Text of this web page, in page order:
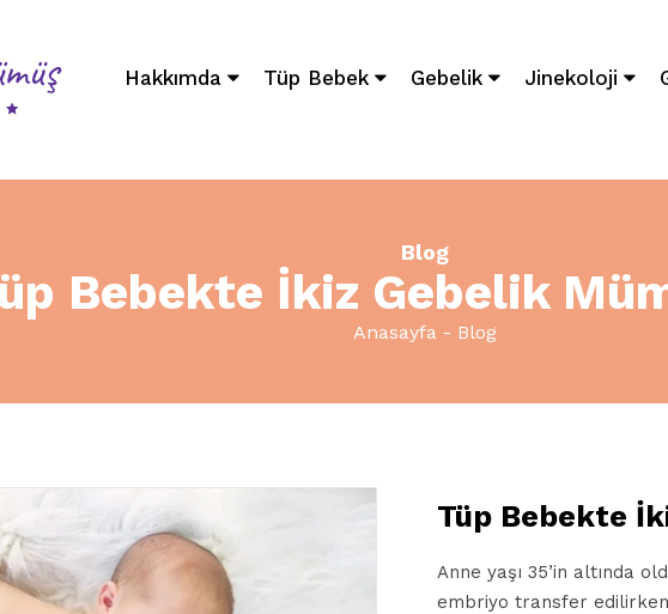
Hakkımda Tüp Bebek Gebelik Jinekoloji
Blog
Bebekte İkiz Gebelik
Anasayfa Blog
Tüp Bebekte
Anne yaşı 35’in altında
embriyo transfer